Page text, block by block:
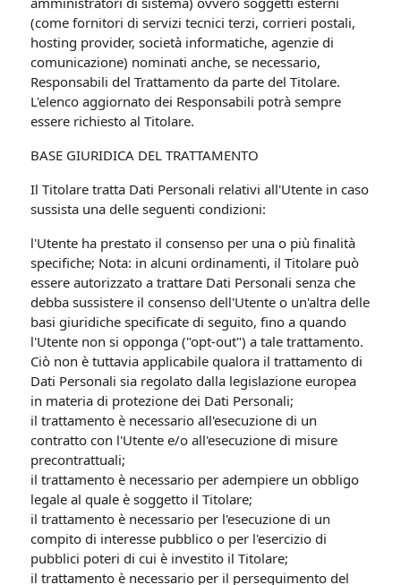
(come fornitori di servizi tecnici terzi, corrieri postali,
hosting provider, società informatiche, agenzie di
comunicazione) nominati anche, se necessario,
Responsabili del Trattamento da parte del Titolare.
L'elenco aggiornato dei Responsabili potrà sempre
essere richiesto al Titolare.
BASE GIURIDICA DEL TRATTAMENTO
Il Titolare tratta Dati Personali relativi all'Utente in caso
sussista una delle seguenti condizioni:
l'Utente ha prestato il consenso per una o più finalità
specifiche; Nota: in alcuni ordinamenti, il Titolare può
essere autorizzato a trattare Dati Personali senza che
debba sussistere il consenso dell'Utente o un'altra delle
basi giuridiche specificate di seguito, fino a quando
l'Utente non si opponga ("opt-out") a tale trattamento.
Ciò non è tuttavia applicabile qualora il trattamento di
Dati Personali sia regolato dalla legislazione europea
in materia di protezione dei Dati Personali;
il trattamento è necessario all'esecuzione di un
contratto con l'Utente e/o all'esecuzione di misure
precontrattuali;
il trattamento è necessario per adempiere un obbligo
legale al quale è soggetto il Titolare;
il trattamento è necessario per l'esecuzione di un
compito di interesse pubblico o per l'esercizio di
pubblici poteri di cui è investito il Titolare;
il trattamento è necessario per il perseguimento del